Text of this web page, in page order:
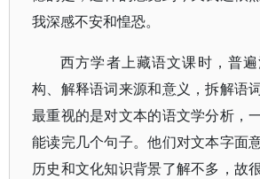
我深感不安和惶恐。
西方学者上藏语文课时，普
构、解释语词来源和意义，拆解语
最重视的是对文本的语文学分析，
能读完几个句子。他们对文本字面
历史和文化知识背景了解不多，故